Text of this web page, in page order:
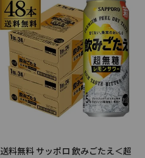
送料無料 サッポロ 飲みごたえ＜超